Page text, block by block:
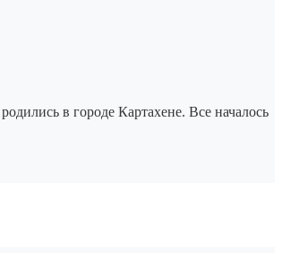
в городе Картахене. Все началось